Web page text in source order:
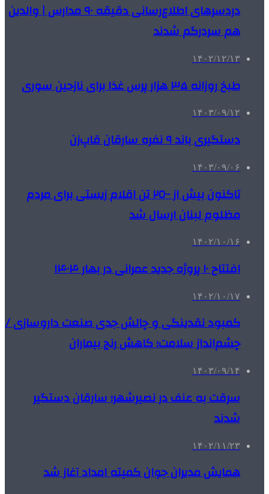
دردسرهای اطلاع‌رسانی دقیقه ۹۰ مدارس | والدین
هم سردرگم شدند
۱۴۰۲/۱۲/۱۳
طبخ روزانه ۳۵ هزار پرس غذا برای نازحین سوری
۱۴۰۳/۰۹/۱۲
دستگیری باند ۹ نفره سارقان قاپ‌زن
۱۴۰۳/۰۹/۰۶
تاکنون بیش از ٢٥٠٠ تن اقلام زیستی برای مردم
مظلوم لبنان ارسال شد
۱۴۰۲/۱۰/۱۶
افتتاح ۱۰ پروژه جدید عمرانی در بهار ۱۴۰۴
۱۴۰۲/۱۰/۱۷
کمبود نقدینگی و چالش جدی صنعت داروسازی /
چشم‌انداز سلامت؛ کاهش رنج بیماران
۱۴۰۳/۰۹/۱۴
سرقت به عنف در نصیرشهر؛ سارقان دستگیر
شدند
۱۴۰۲/۱۱/۲۳
همایش مدیران جوان کمیته امداد آغاز شد